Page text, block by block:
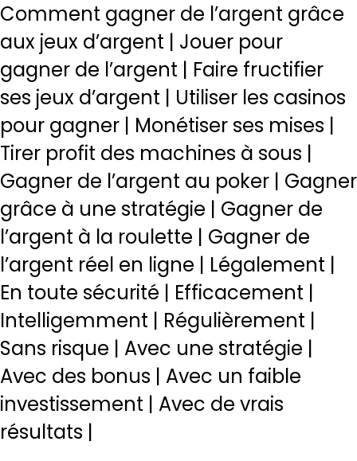
Comment gagner de l’argent grâce
aux jeux d’argent | Jouer pour
gagner de l’argent | Faire fructifier
ses jeux d’argent | Utiliser les casinos
pour gagner | Monétiser ses mises |
Tirer profit des machines à sous |
Gagner de l’argent au poker | Gagner
grâce à une stratégie | Gagner de
l’argent à la roulette | Gagner de
l’argent réel en ligne | Légalement |
En toute sécurité | Efficacement |
Intelligemment | Régulièrement |
Sans risque | Avec une stratégie |
Avec des bonus | Avec un faible
investissement | Avec de vrais
résultats |